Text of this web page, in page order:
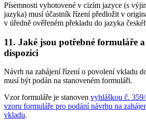
Písemnosti vyhotovené v cizím jazyce (s
jazyka) musí účastník řízení předložit v
v úředně ověřeném překladu do jazyka
11. Jaké jsou potřebné formuláře
dispozici
Návrh na zahájení řízení o povolení vkladu
musí být podán na stanoveném formuláři.
Vzor formuláře je stanoven vyhláškou č.
vzoru formuláře pro podání návrhu na
vkladu.